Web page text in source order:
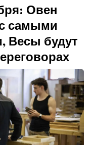
Овен
самыми
Весы будут